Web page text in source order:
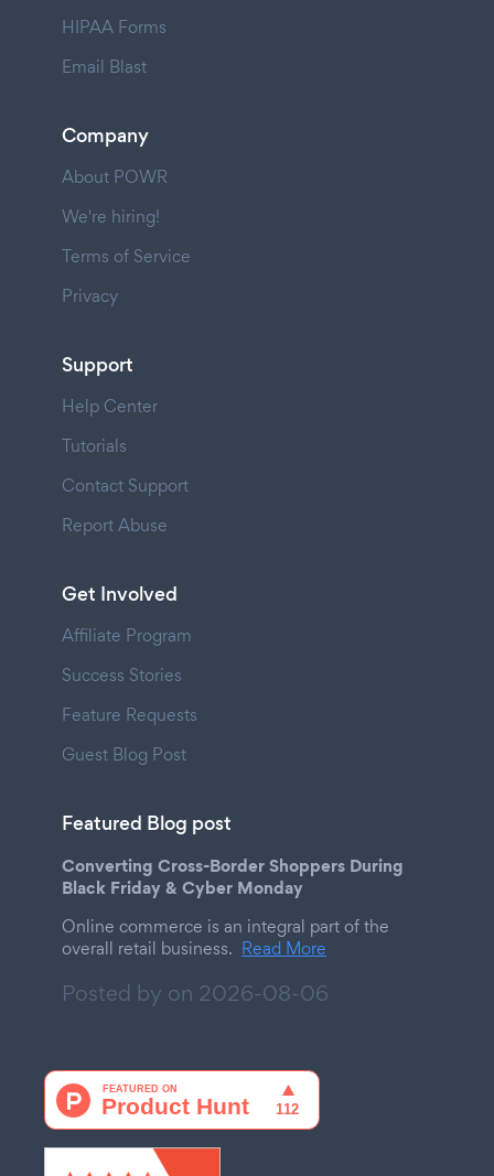
HIPAA Forms
Email Blast
Company
About POWR
We're hiring!
Terms of Service
Privacy
Support
Help Center
Tutorials
Contact Support
Report Abuse
Get Involved
Affiliate Program
Success Stories
Feature Requests
Guest Blog Post
Featured Blog post
Converting Cross-Border Shoppers During
Black Friday & Cyber Monday
Online commerce is an integral part of the
overall retail business. Read More
Posted by on 2026-08-06